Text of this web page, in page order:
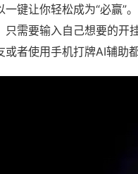
一键让你轻松成为“必赢”
只需要输入自己想要的开
或者使用手机打牌AI辅助